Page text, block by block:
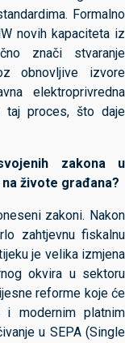
Formalno
novih kapaciteta iz
znači stvaranje
obnovljive izvore
elektroprivredna
taj proces, što daje
zakona u
živote građana?
zakoni. Nakon
zahtjevnu fiskalnu
je velika izmjena
okvira u sektoru
reforme koje će
i modernim platnim
u SEPA (Single